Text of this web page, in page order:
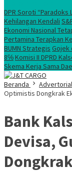
DPR Soroti
Kehilangan Kendali
Ekonomi Nasional
Pertamina Terapkan
BUMN Strategis Gojek
8℅Komisi II DPRD
Skema Kerja Sama
Beranda
Advertorial
Optimistis Dongkrak
Bank
Devisa,